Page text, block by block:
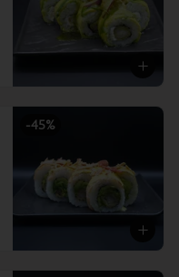
-45%